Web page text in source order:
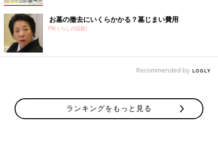
赤ちゃんは、胎内で風疹ウイルスに感染し、目、耳、心臓の障害
や、体・心の発達に遅れが出る「先天性風疹症候群（せんてんせ
いふうしんしょうこうぐん）」という病気になる可能性が高くな
ります。西村さんの場合、風疹にかかったのは妊娠7週。赤ちゃ
んが「先天性風疹症候群」になる可能性が高い時期の感染でし
た。
の目と耳と心臓に約80%の確率で大きな障害が出る』と言われま
した。
お墓の撤去にいくらかかる？墓じまい費用
PR(くらしの話題)
Recommended by
ランキングをもっと見る